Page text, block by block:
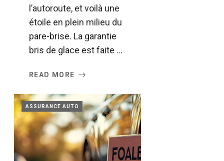
l’autoroute, et voilà une
étoile en plein milieu du
pare-brise. La garantie
bris de glace est faite ...
READ MORE
ASSURANCE AUTO